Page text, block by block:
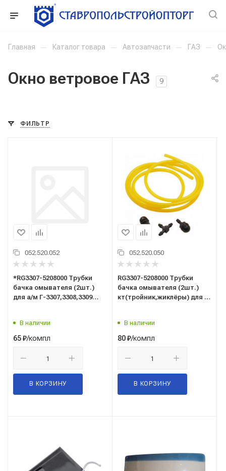
Главная — Каталог товара — Автозапчасти — ГАЗ —
Окно ветровое ГАЗ 9
ФИЛЬТР
052.520.052
*RG3307-5208000 Трубки
бачка омывателя (2шт.)
для а/м Г-3307,3308,3309
В наличии
65₽/компл
В КОРЗИНУ
052.520.050
RG3307-5208000 Трубки
бачка омывателя (2шт.)
кт(тройник,жиклёры) для а/
В наличии
80₽/компл
В КОРЗИНУ